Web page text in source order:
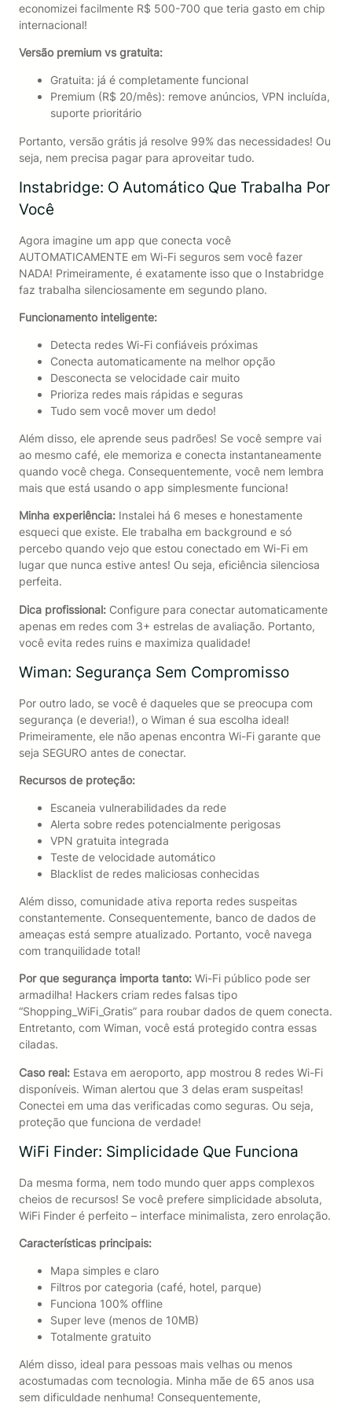
economizei facilmente R$ 500-700 que teria gasto em chip
internacional!
Versão premium vs gratuita:
Gratuita: já é completamente funcional
Premium (R$ 20/mês): remove anúncios, VPN incluída,
suporte prioritário
Portanto, versão grátis já resolve 99% das necessidades! Ou
seja, nem precisa pagar para aproveitar tudo.
Instabridge: O Automático Que Trabalha Por
Você
Agora imagine um app que conecta você
AUTOMATICAMENTE em Wi-Fi seguros sem você fazer
NADA! Primeiramente, é exatamente isso que o Instabridge
faz trabalha silenciosamente em segundo plano.
Funcionamento inteligente:
Detecta redes Wi-Fi confiáveis próximas
Conecta automaticamente na melhor opção
Desconecta se velocidade cair muito
Prioriza redes mais rápidas e seguras
Tudo sem você mover um dedo!
Além disso, ele aprende seus padrões! Se você sempre vai
ao mesmo café, ele memoriza e conecta instantaneamente
quando você chega. Consequentemente, você nem lembra
mais que está usando o app simplesmente funciona!
Minha experiência:Instalei há 6 meses e honestamente
esqueci que existe. Ele trabalha em background e só
percebo quando vejo que estou conectado em Wi-Fi em
lugar que nunca estive antes! Ou seja, eficiência silenciosa
perfeita.
Dica profissional:Configure para conectar automaticamente
apenas em redes com 3+ estrelas de avaliação. Portanto,
você evita redes ruins e maximiza qualidade!
Wiman: Segurança Sem Compromisso
Por outro lado, se você é daqueles que se preocupa com
segurança (e deveria!), o Wiman é sua escolha ideal!
Primeiramente, ele não apenas encontra Wi-Fi garante que
seja SEGURO antes de conectar.
Recursos de proteção:
Escaneia vulnerabilidades da rede
Alerta sobre redes potencialmente perigosas
VPN gratuita integrada
Teste de velocidade automático
Blacklist de redes maliciosas conhecidas
Além disso, comunidade ativa reporta redes suspeitas
constantemente. Consequentemente, banco de dados de
ameaças está sempre atualizado. Portanto, você navega
com tranquilidade total!
Por que segurança importa tanto:Wi-Fi público pode ser
armadilha! Hackers criam redes falsas tipo
“Shopping_WiFi_Gratis” para roubar dados de quem conecta.
Entretanto, com Wiman, você está protegido contra essas
ciladas.
Caso real:Estava em aeroporto, app mostrou 8 redes Wi-Fi
disponíveis. Wiman alertou que 3 delas eram suspeitas!
Conectei em uma das verificadas como seguras. Ou seja,
proteção que funciona de verdade!
WiFi Finder: Simplicidade Que Funciona
Da mesma forma, nem todo mundo quer apps complexos
cheios de recursos! Se você prefere simplicidade absoluta,
WiFi Finder é perfeito – interface minimalista, zero enrolação.
Características principais:
Mapa simples e claro
Filtros por categoria (café, hotel, parque)
Funciona 100% offline
Super leve (menos de 10MB)
Totalmente gratuito
Além disso, ideal para pessoas mais velhas ou menos
acostumadas com tecnologia. Minha mãe de 65 anos usa
sem dificuldade nenhuma! Consequentemente,